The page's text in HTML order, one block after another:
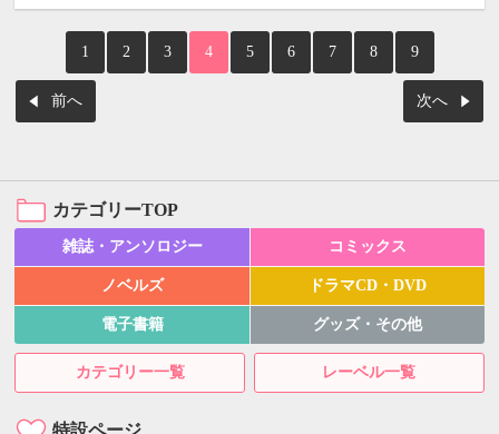
前へ
1 2 3 4 5 6 7 8 9
次へ
カテゴリーTOP
雑誌・アンソロジー コミックス
ノベルズ ドラマCD・DVD
電子書籍 グッズ・その他
カテゴリー一覧 レーベル一覧
特設ページ